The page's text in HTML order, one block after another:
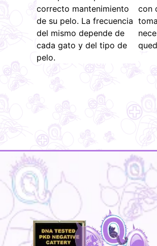
correcto mantenimiento
de su pelo. La frecuencia
del mismo depende de
cada gato y del tipo de
pelo.
con